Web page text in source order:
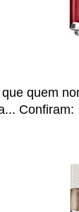
quem
Confiram: